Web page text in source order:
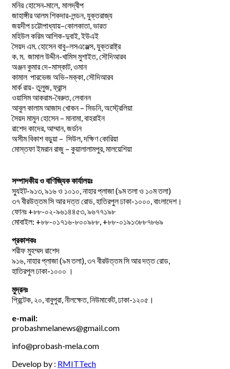
মনির হোসেন-মালে, মালদ্বীপ
জাহাঙ্গীর আলম শিকদার-লন্ডন, যুক্তরাজ্য
জয়দীপচট্টোপাধ্যায়–কোলকাতা ভারত
মহিউল করিম আশিক-দুবাই, ইউএই
সৈয়দএম. হোসেনবাবু–লসএঞ্জেল্স, যুক্তরাষ্ট্র
ক ম. জামালউদ্দীন-খামিস মুশাইত, সৌদিআরব
অঞ্জনকুমারদে–মাস্কাট, ওমান
কামাল পারভেজঅভি–মক্কা সৌদিআরব
মার্ক রায়- তুলুজ, ফ্রান্স
ওয়াসিম আকরাম-বৈরুত, লেবানন
আবুল কালাম আজাদ খোকন – সিডনি, অস্ট্রেলিয়া
সৈয়দ মামুন হোসেন – মানামা, বাহরাইন
রাশেদ কাদের, আম্মান, জর্ডান
অসীম বিকাশ বড়ুয়া – সিউল, দক্ষিণ কোরিয়া
মোস্তফা ইমরান রাজু – কুয়ালালামপুর, মালয়েশিয়া
সম্পাদকীয় ও বাণিজ্যিক কার্যালয়ঃ
স্যুইট-৯১৩, ৯১৬ ও ১০১০, নাহার প্লাজা (৯ম তলা ও ১০ম তলা)
৩৭ বীরউত্তম সি আর দত্ত রোড, হাতিরপুল ঢাকা-১০০০, বাংলাদেশ।
ফোনঃ +৮৮-০২-৯৬১৪৪৫৩, ৯৬৭৭১৯৮
মোবাইল: +৮৮-০১৭১৬-৮০০৯৮৮, +৮৮-০১৯১৩৮৮৭৮৬৯
প্রকাশকঃ
শরীফ মুহম্মদ রাশেদ
৯১৬, নাহার প্লাজা (৯ম তলা), ৩৭ বীরউত্তম সি আর দত্ত রোড,
হাতিরপুল ঢাকা-১০০০ ।
মুদ্রনঃ
প্রিন্টেক, ২০, বাবুপুরা, নীলক্ষেত, নিউমার্কেট, ঢাকা-১২০৫।
e-mail:
probashmelanews@gmail.com
info@probash-mela.com
Develop by : RMITTech